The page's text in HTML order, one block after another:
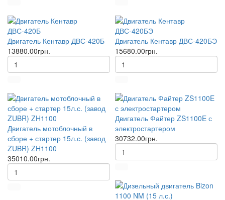
Двигатель Кентавр ДВС-420Б
13880.00грн.
Двигатель Кентавр ДВС-420БЭ
15680.00грн.
Двигатель мотоблочный в
сборе + стартер 15л.с. (завод
ZUBR) ZH1100
35010.00грн.
Двигатель Файтер ZS1100E с
электростартером
30732.00грн.